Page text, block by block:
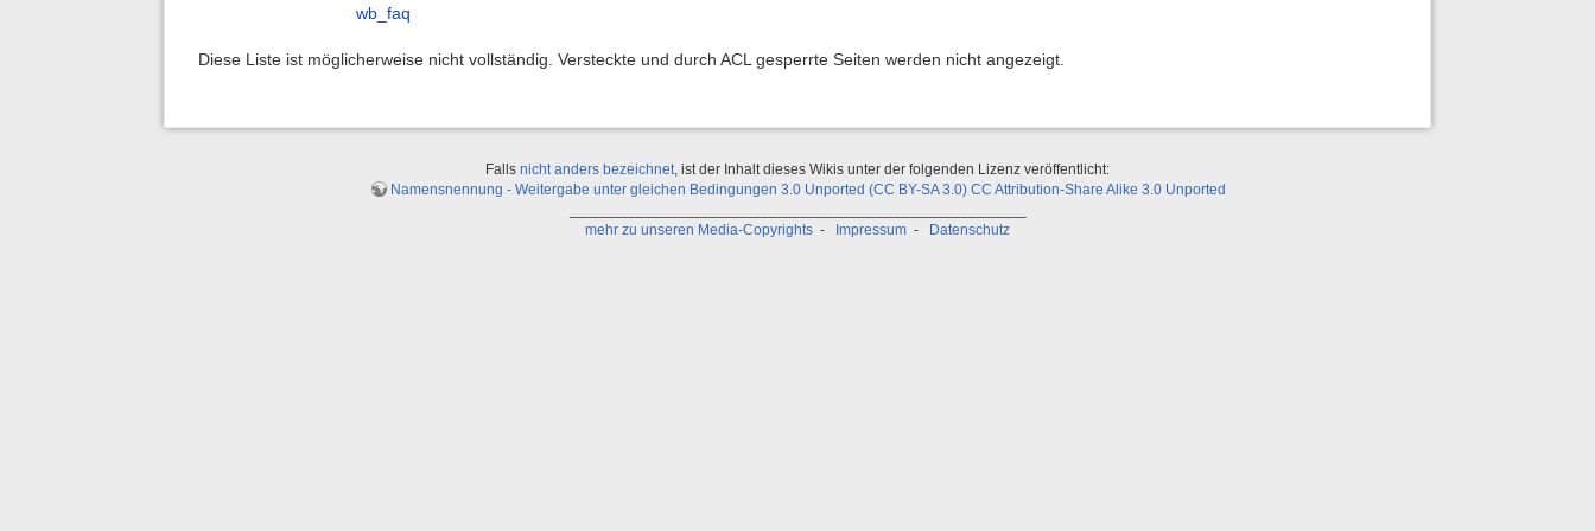
wb_faq
Diese Liste ist möglicherweise nicht vollständig. Versteckte und durch ACL gesperrte Seiten werden nicht angezeigt.
Falls nicht anders bezeichnet, ist der Inhalt dieses Wikis unter der folgenden Lizenz veröffentlicht:
Namensnennung - Weitergabe unter gleichen Bedingungen 3.0 Unported (CC BY-SA 3.0) CC Attribution-Share Alike 3.0 Unported
mehr zu unseren Media-Copyrights - Impressum - Datenschutz